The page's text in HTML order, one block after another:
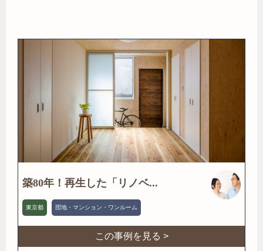
築80年！再生した「リノベ...
東京都 団地・マンション・ワンルーム
この事例を見る >